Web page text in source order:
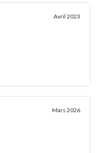
Avril 2023
Mars 2026